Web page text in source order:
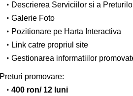
Descrierea Serviciilor si a
Galerie Foto
Pozitionare pe Harta Interactiva
Link catre propriul site
Gestionarea informatiilor
Preturi promovare:
400 ron/ 12 luni